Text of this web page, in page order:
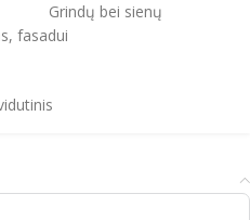
bei sienų
fasadui